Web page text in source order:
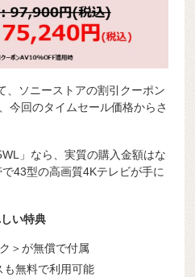
、ソニーストアの割引クーポン
今回のタイムセール価格からさ
」なら、実質の購入金額はな
43型の高画質4Kテレビが手に
い特典
＞が無償で付属
も無料で利用可能